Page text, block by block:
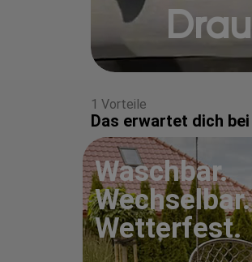
1 Vorteile
Das erwartet dich bei
Waschbar.
Wechselbar.
Wetterfest.